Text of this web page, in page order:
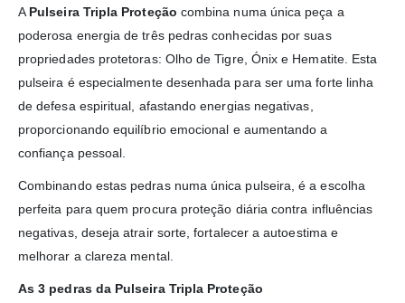
A Pulseira Tripla Proteção combina numa única peça a
poderosa energia de três pedras conhecidas por suas
propriedades protetoras: Olho de Tigre, Ónix e Hematite. Esta
pulseira é especialmente desenhada para ser uma forte linha
de defesa espiritual, afastando energias negativas,
proporcionando equilíbrio emocional e aumentando a
confiança pessoal.
Combinando estas pedras numa única pulseira, é a escolha
perfeita para quem procura proteção diária contra influências
negativas, deseja atrair sorte, fortalecer a autoestima e
melhorar a clareza mental.
As 3 pedras da Pulseira Tripla Proteção